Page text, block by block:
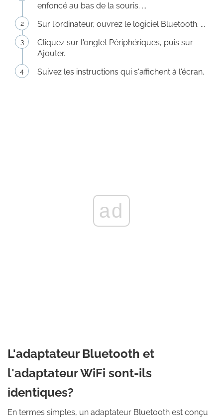
enfoncé au bas de la souris. ...
Sur l'ordinateur, ouvrez le logiciel Bluetooth. ...
Cliquez sur l'onglet Périphériques, puis sur
Ajouter.
Suivez les instructions qui s'affichent à l'écran.
ad
L'adaptateur Bluetooth et
l'adaptateur WiFi sont-ils
identiques?
En termes simples, un adaptateur Bluetooth est conçu